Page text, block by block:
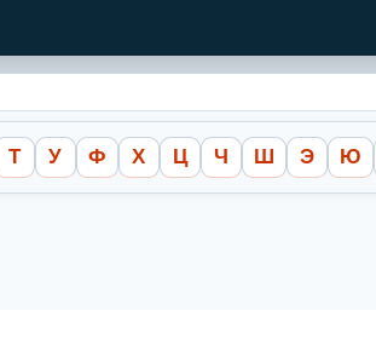
Т У Ф Х Ц Ч Ш Э Ю